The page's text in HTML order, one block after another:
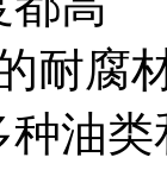
耐腐
油